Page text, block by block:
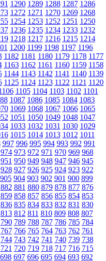
1290 1289 1288 1287 1286
1272 1271 1270 1269 1268
1254 1253 1252 1251 1250
1236 1235 1234 1233 1232
1218 1217 1216 1215 1214
1200 1199 1198 1197 1196
1182 1181 1180 1179 1178 1177
1163 1162 1161 1160 1159 1158
1144 1143 1142 1141 1140 1139
1125 1124 1123 1122 1121 1120
1105 1104 1103 1102 1101
1087 1086 1085 1084 1083
1069 1068 1067 1066 1065
1051 1050 1049 1048 1047
1033 1032 1031 1030 1029
1015 1014 1013 1012 1011
997 996 995 994 993 992 991
974 973 972 971 970 969 968
951 950 949 948 947 946 945
928 927 926 925 924 923 922
905 904 903 902 901 900 899
882 881 880 879 878 877 876
859 858 857 856 855 854 853
836 835 834 833 832 831 830
813 812 811 810 809 808 807
790 789 788 787 786 785 784
767 766 765 764 763 762 761
744 743 742 741 740 739 738
721 720 719 718 717 716 715
698 697 696 695 694 693 692